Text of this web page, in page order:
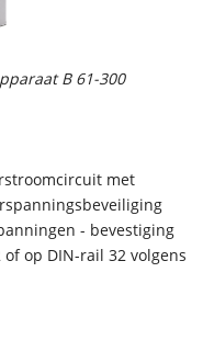
B 61-300
met
- bevestiging
of op DIN-rail 32 volgens